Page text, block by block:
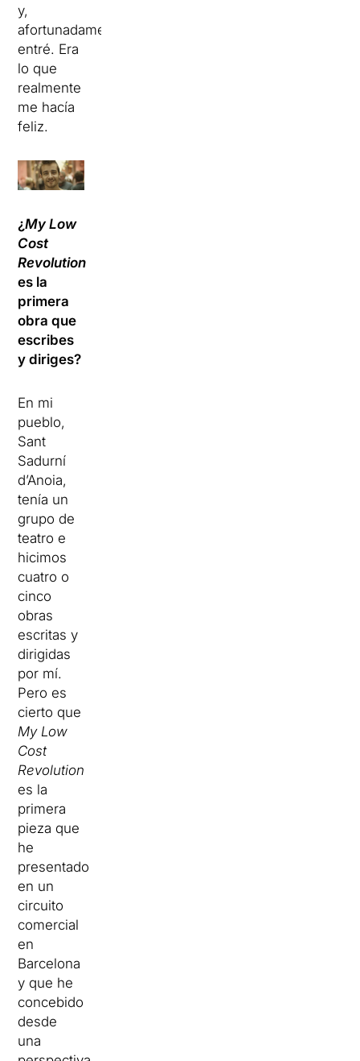
y,
afortunadamente,
entré. Era
lo que
realmente
me hacía
feliz.
¿My Low
Cost
Revolution
es la
primera
obra que
escribes
y diriges?
En mi
pueblo,
Sant
Sadurní
d’Anoia,
tenía un
grupo de
teatro e
hicimos
cuatro o
cinco
obras
escritas y
dirigidas
por mí.
Pero es
cierto que
My Low
Cost
Revolution
es la
primera
pieza que
he
presentado
en un
circuito
comercial
en
Barcelona
y que he
concebido
desde
una